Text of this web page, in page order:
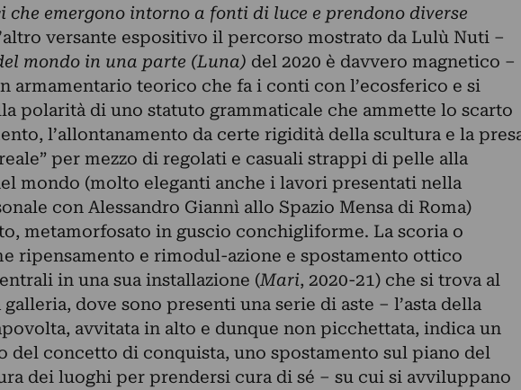
emergono intorno a fonti di luce e prendono diverse
versante espositivo il percorso mostrato da Lulù Nuti –
mondo in una parte (Luna) del 2020 è davvero magnetico –
armamentario teorico che fa i conti con l’ecosferico e si
polarità di uno statuto grammaticale che ammette lo scarto
l’allontanamento da certe rigidità della scultura e la
per mezzo di regolati e casuali strappi di pelle alla
mondo (molto eleganti anche i lavori presentati nella
con Alessandro Giannì allo Spazio Mensa di Roma)
metamorfosato in guscio conchigliforme. La scoria o
ripensamento e rimodul-azione e spostamento ottico
in una sua installazione (Mari, 2020-21) che si trova al
dove sono presenti una serie di aste – l’asta della
avvitata in alto e dunque non picchettata, indica un
del concetto di conquista, uno spostamento sul piano del
dei luoghi per prendersi cura di sé – su cui si avviluppano